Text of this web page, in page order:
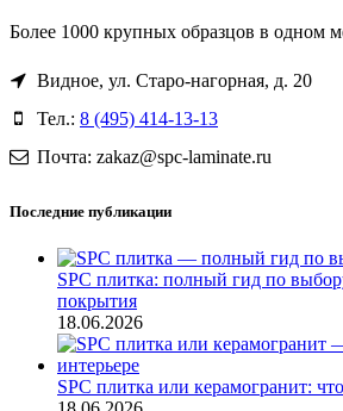
Более 1000 крупных образцов в одном
Видное, ул. Старо-нагорная, д. 20
Тел.: 8 (495) 414-13-13
Почта: zakaz@spc-laminate.ru
Последние публикации
SPC плитка: полный гид по
покрытия
18.06.2026
SPC плитка или керамогранит: